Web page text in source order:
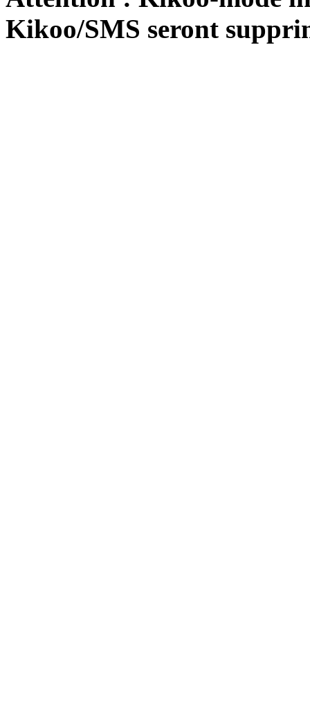
Kikoo/SMS seront